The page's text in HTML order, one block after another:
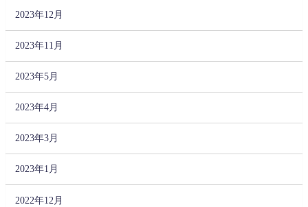
2023年12月
2023年11月
2023年5月
2023年4月
2023年3月
2023年1月
2022年12月